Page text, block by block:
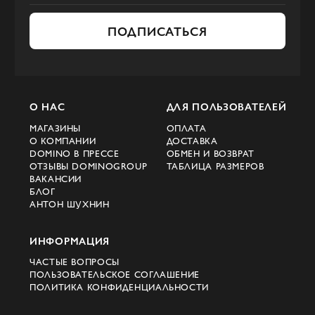
Использование премиум тканей для
создания одежды, которая радует своей
износостойкостью и комфортом.
нарядов, в коллекциях Kilian каждая
женщина найдет что-то особенное.
Как Выбрать и
Приобрести Коллекции
Kilian в Киеве и Львове
Domino упрощает процесс выбора и
покупки одежды от Kilian для жителей
Украины. Благодаря широкому
ПОДПИСАТЬСЯ
О НАС
МАГАЗИНЫ
О КОМПАНИИ
DOMINO В ПРЕССЕ
ОТЗЫВЫ DOMINOGROUP
ВАКАНСИИ
БЛОГ
АНТОН ШУХНИН
ДЛЯ ПОЛЬЗОВАТЕЛЕЙ
ОПЛАТА
ДОСТАВКА
ОБМЕН И ВОЗВРАТ
ТАБЛИЦА РАЗМЕРОВ
ИНФОРМАЦИЯ
ЧАСТЫЕ ВОПРОСЫ
ПОЛЬЗОВАТЕЛЬСКОЕ СОГЛАШЕНИЕ
ПОЛИТИКА КОНФИДЕНЦИАЛЬНОСТИ